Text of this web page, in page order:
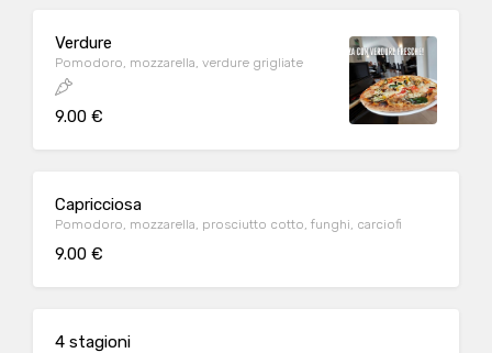
Verdure
Pomodoro, mozzarella, verdure grigliate
9.00 €
Capricciosa
Pomodoro, mozzarella, prosciutto cotto, funghi, carciofi
9.00 €
4 stagioni